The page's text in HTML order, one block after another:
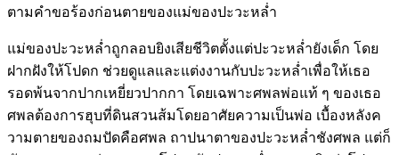
ตามคำขอร้องก่อนตายของแม่ของปะวะหล่ำ
แม่ของปะวะหล่ำถูกลอบยิงเสียชีวิตตั้งแต่ปะวะหล่ำยังเด็ก โดย
ฝากฝังให้โปดก ช่วยดูแลและแต่งงานกับปะวะหล่ำเพื่อให้เธอ
รอดพ้นจากปากเหยี่ยวปากกา โดยเฉพาะศพลพ่อแท้ ๆ ของเธอ
ศพลต้องการฮุบที่ดินสวนส้มโดยอาศัยความเป็นพ่อ เบื้องหลังค
วามตายของถมปัดคือศพล ถาปนาตาของปะวะหล่ำชังศพล แต่ก็